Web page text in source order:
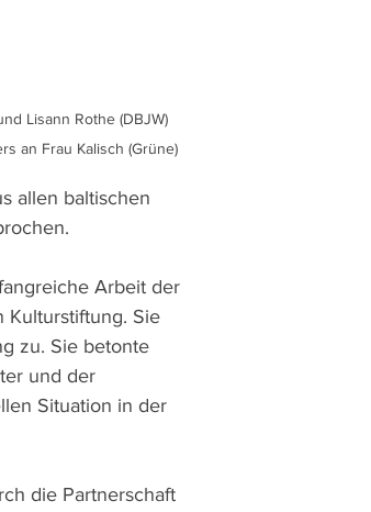
Lisann Rothe (DBJW)
an Frau Kalisch (Grüne)
allen baltischen
Arbeit der
Kulturstiftung. Sie
zu. Sie betonte
und der
Situation in der
die Partnerschaft